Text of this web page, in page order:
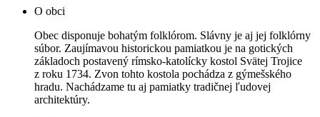
O obci
Obec disponuje bohatým folklórom. Slávny je aj jej folklórny
súbor. Zaujímavou historickou pamiatkou je na gotických
základoch postavený rímsko-katolícky kostol Svätej Trojice
z roku 1734. Zvon tohto kostola pochádza z gýmešského
hradu. Nachádzame tu aj pamiatky tradičnej ľudovej
architektúry.